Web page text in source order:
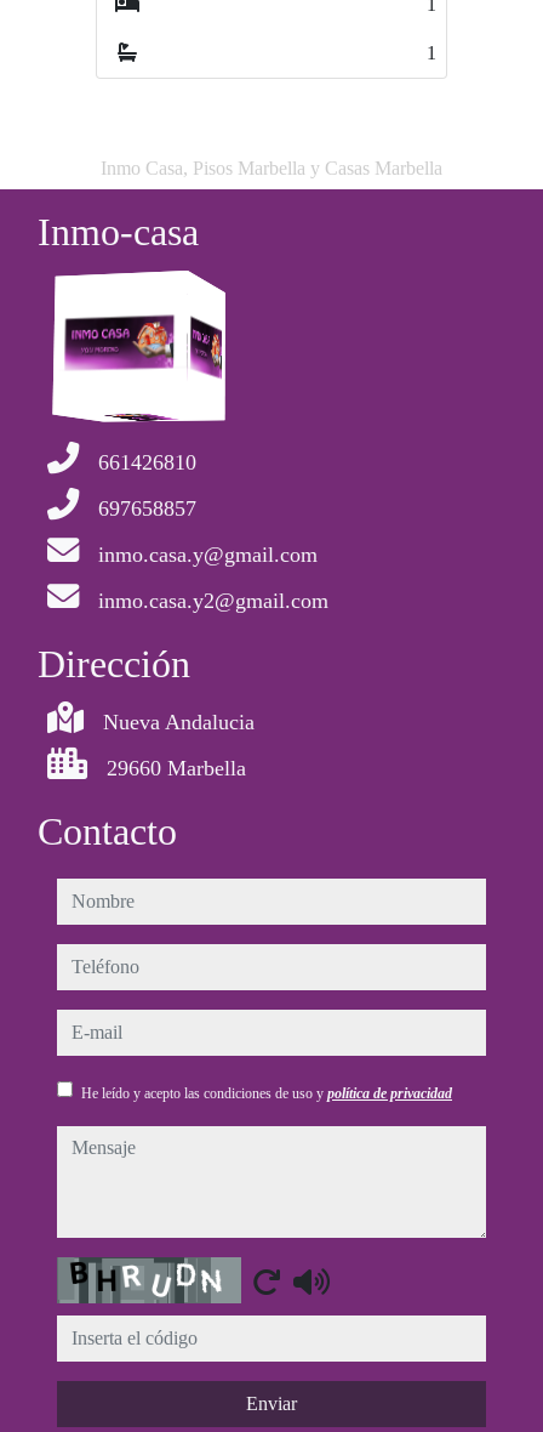
Inmo Casa, Pisos Marbella y Casas Marbella
Inmo-casa
661426810
697658857
inmo.casa.y@gmail.com
inmo.casa.y2@gmail.com
Dirección
Nueva Andalucia
29660 Marbella
Contacto
nombre
teléfono
e-mail
He leído y acepto las condiciones de uso y política de privacidad
mensaje
Captcha
Enviar